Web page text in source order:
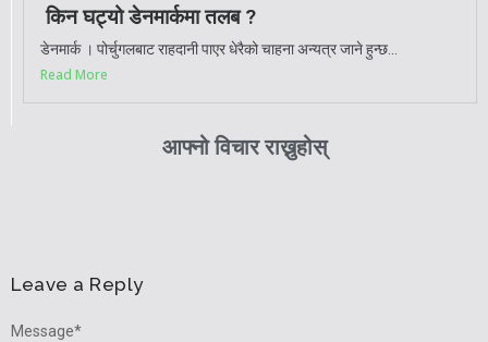
किन घट्यो डेनमार्कमा तलब ?
डेनमार्क । पोर्चुगलबाट राहदानी पाएर धेरैको चाहना अन्यत्र जाने हुन्छ...
Read More
आफ्नो विचार राख्नुहोस्
Leave a Reply
Message*